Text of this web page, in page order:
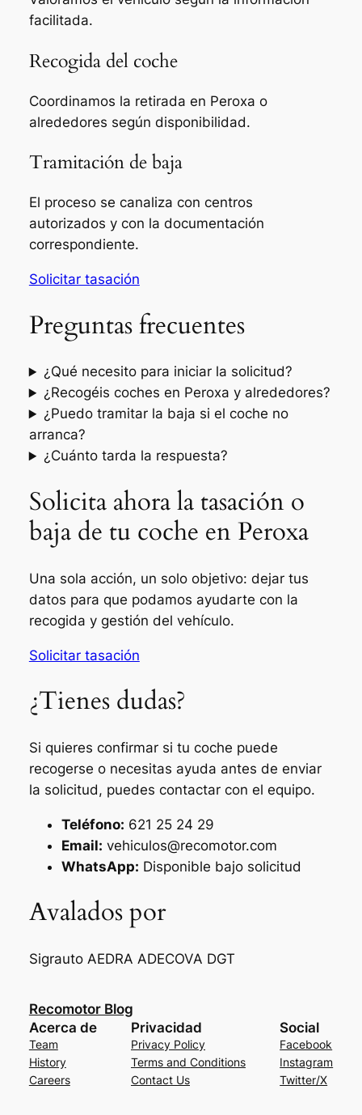
facilitada.
Recogida del coche
Coordinamos la retirada en Peroxa o
alrededores según disponibilidad.
Tramitación de baja
El proceso se canaliza con centros
autorizados y con la documentación
correspondiente.
Solicitar tasación
Preguntas frecuentes
¿Qué necesito para iniciar la solicitud?
¿Recogéis coches en Peroxa y alrededores?
¿Puedo tramitar la baja si el coche no
arranca?
¿Cuánto tarda la respuesta?
Solicita ahora la tasación o
baja de tu coche en Peroxa
Una sola acción, un solo objetivo: dejar tus
datos para que podamos ayudarte con la
recogida y gestión del vehículo.
Solicitar tasación
¿Tienes dudas?
Si quieres confirmar si tu coche puede
recogerse o necesitas ayuda antes de enviar
la solicitud, puedes contactar con el equipo.
Teléfono: 621 25 24 29
Email: vehiculos@recomotor.com
WhatsApp: Disponible bajo solicitud
Avalados por
Sigrauto AEDRA ADECOVA DGT
Recomotor Blog
Acerca de
Team
History
Careers
Privacidad
Privacy Policy
Terms and Conditions
Contact Us
Social
Facebook
Instagram
Twitter/X